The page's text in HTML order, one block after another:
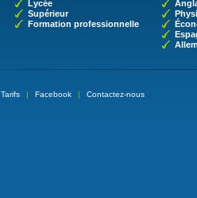
Lycée
Supérieur
Formation professionnelle
Tarifs | Facebook | Contactez-nous